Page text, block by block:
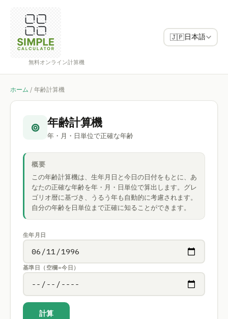
無料オンライン計算機
🇯🇵日本語
ホーム / 年齢計算機
⊚ 年齢計算機
年・月・日単位で正確な年齢
概要
この年齢計算機は、生年月日と今日の日付をもとに、あ
なたの正確な年齢を年・月・日単位で算出します。グレ
ゴリオ暦に基づき、うるう年も自動的に考慮されます。
自分の年齢を日単位まで正確に知ることができます。
生年月日
基準日（空欄=今日）
計算